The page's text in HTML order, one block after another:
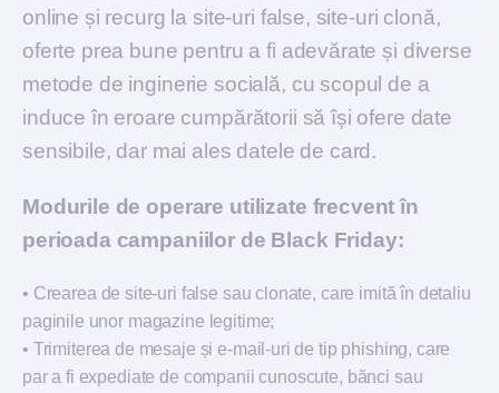
online și recurg la site-uri false, site-uri clonă,
oferte prea bune pentru a fi adevărate și diverse
metode de inginerie socială, cu scopul de a
induce în eroare cumpărătorii să își ofere date
sensibile, dar mai ales datele de card.
Modurile de operare utilizate frecvent în
perioada campaniilor de Black Friday:
• Crearea de site-uri false sau clonate, care imită în detaliu
paginile unor magazine legitime;
• Trimiterea de mesaje și e-mail-uri de tip phishing, care
par a fi expediate de companii cunoscute, bănci sau